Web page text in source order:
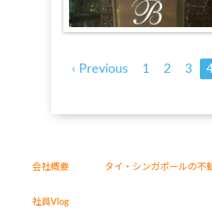
‹ Previous 1 2 3
会社概要 タイ・シンガポールの不
社員Vlog